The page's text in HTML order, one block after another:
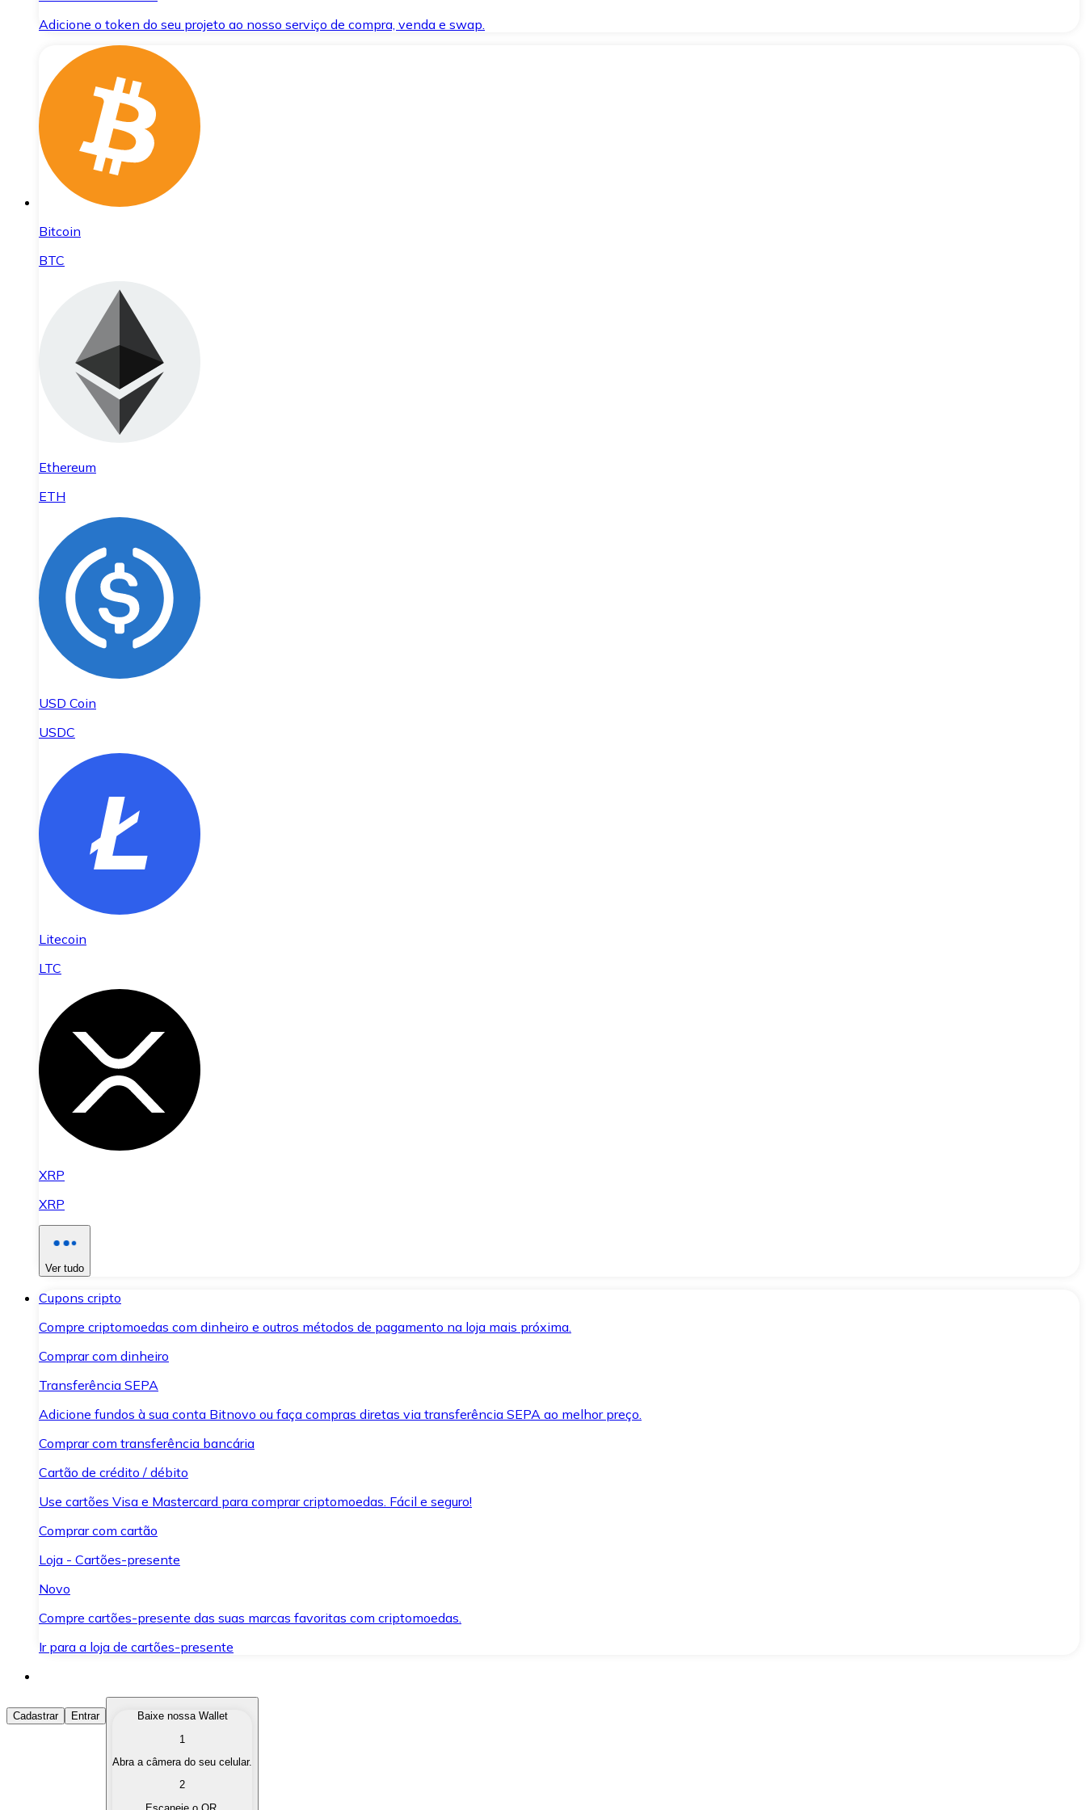
Adicione o token do seu projeto ao nosso serviço de compra, venda e swap.
Bitcoin
BTC
Ethereum
ETH
USD Coin
USDC
Litecoin
LTC
XRP
XRP
Ver tudo
Cupons cripto
Compre criptomoedas com dinheiro e outros métodos de pagamento na loja mais próxima.
Comprar com dinheiro
Transferência SEPA
Adicione fundos à sua conta Bitnovo ou faça compras diretas via transferência SEPA ao melhor preço.
Comprar com transferência bancária
Cartão de crédito / débito
Use cartões Visa e Mastercard para comprar criptomoedas. Fácil e seguro!
Comprar com cartão
Loja - Cartões-presente
Novo
Compre cartões-presente das suas marcas favoritas com criptomoedas.
Ir para a loja de cartões-presente
Comprar Criptomoedas
Compre as criptomoedas de seu interesse de forma rápida e segura.
Converta suas criptomoedas em moeda fiduciária quando precisar.
Cadastrar Entrar
Baixe nossa Wallet
1
Abra a câmera do seu celular.
2